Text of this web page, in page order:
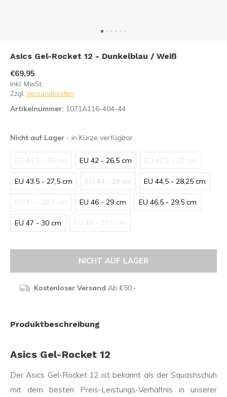
Asics Gel-Rocket 12 - Dunkelblau / Weiß
€69,95
Inkl. MwSt.
Zzgl. Versandkosten
Artikelnummer: 1071A116-404-44
Nicht auf Lager - in Kürze verfügbar
EU 41,5 - 26 cm EU 42 - 26,5 cm EU 42,5 - 27 cm
EU 43,5 - 27,5 cm EU 44 - 28 cm EU 44,5 - 28,25 cm
EU 45 - 28,5 cm EU 46 - 29 cm EU 46,5 - 29,5 cm
EU 47 - 30 cm EU 48 - 30,5 cm
NICHT AUF LAGER
Kostenloser Versand Ab €50,-
Produktbeschreibung
Asics Gel-Rocket 12
Der Asics Gel-Rocket 12 ist bekannt als der Squashschuh
mit dem besten Preis-Leistungs-Verhältnis in unserer